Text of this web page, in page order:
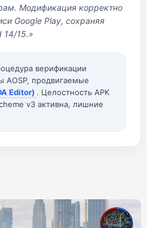
Модификация корректно
Google Play, сохраняя
14/15.»
верификации
AOSP, продвигаемые
Editor) . Целостность APK
v3 активна, лишние